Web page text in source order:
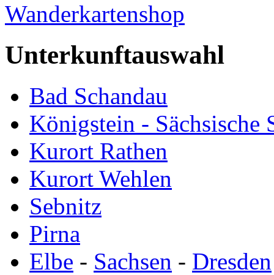
Wanderkartenshop
Unterkunftauswahl
Bad Schandau
Königstein - Sächsische
Kurort Rathen
Kurort Wehlen
Sebnitz
Pirna
Elbe - Sachsen - Dresden